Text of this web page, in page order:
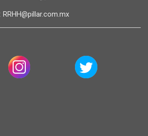
RRHH@pillar.com.mx